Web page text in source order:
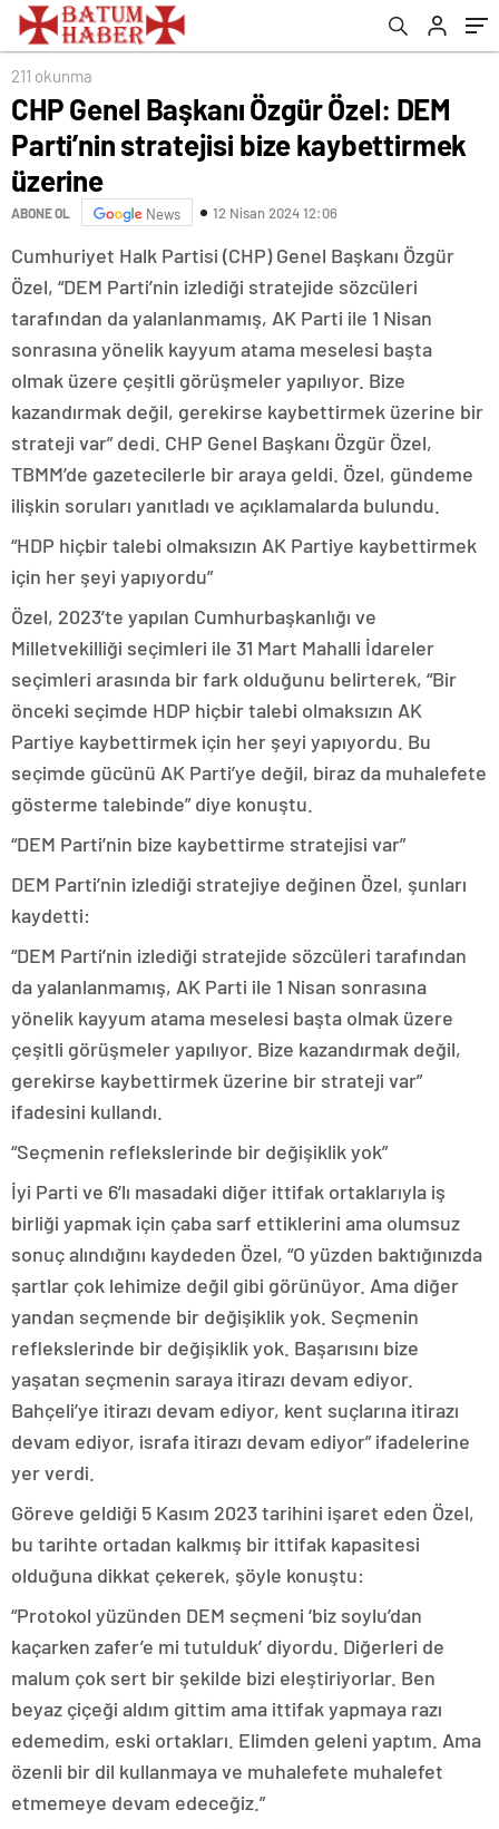
211 okunma
CHP Genel Başkanı Özgür Özel: DEM
Parti’nin stratejisi bize kaybettirmek
üzerine
ABONE OL News 12 Nisan 2024 12:06
Cumhuriyet Halk Partisi (CHP) Genel Başkanı Özgür
Özel, “DEM Parti’nin izlediği stratejide sözcüleri
tarafından da yalanlanmamış, AK Parti ile 1 Nisan
sonrasına yönelik kayyum atama meselesi başta
olmak üzere çeşitli görüşmeler yapılıyor. Bize
kazandırmak değil, gerekirse kaybettirmek üzerine bir
strateji var” dedi. CHP Genel Başkanı Özgür Özel,
TBMM’de gazetecilerle bir araya geldi. Özel, gündeme
ilişkin soruları yanıtladı ve açıklamalarda bulundu.
“HDP hiçbir talebi olmaksızın AK Partiye kaybettirmek
için her şeyi yapıyordu”
Özel, 2023’te yapılan Cumhurbaşkanlığı ve
Milletvekilliği seçimleri ile 31 Mart Mahalli İdareler
seçimleri arasında bir fark olduğunu belirterek, “Bir
önceki seçimde HDP hiçbir talebi olmaksızın AK
Partiye kaybettirmek için her şeyi yapıyordu. Bu
seçimde gücünü AK Parti’ye değil, biraz da muhalefete
gösterme talebinde” diye konuştu.
“DEM Parti’nin bize kaybettirme stratejisi var”
DEM Parti’nin izlediği stratejiye değinen Özel, şunları
kaydetti:
“DEM Parti’nin izlediği stratejide sözcüleri tarafından
da yalanlanmamış, AK Parti ile 1 Nisan sonrasına
yönelik kayyum atama meselesi başta olmak üzere
çeşitli görüşmeler yapılıyor. Bize kazandırmak değil,
gerekirse kaybettirmek üzerine bir strateji var”
ifadesini kullandı.
“Seçmenin reflekslerinde bir değişiklik yok”
İyi Parti ve 6’lı masadaki diğer ittifak ortaklarıyla iş
birliği yapmak için çaba sarf ettiklerini ama olumsuz
sonuç alındığını kaydeden Özel, “O yüzden baktığınızda
şartlar çok lehimize değil gibi görünüyor. Ama diğer
yandan seçmende bir değişiklik yok. Seçmenin
reflekslerinde bir değişiklik yok. Başarısını bize
yaşatan seçmenin saraya itirazı devam ediyor.
Bahçeli’ye itirazı devam ediyor, kent suçlarına itirazı
devam ediyor, israfa itirazı devam ediyor” ifadelerine
yer verdi.
Göreve geldiği 5 Kasım 2023 tarihini işaret eden Özel,
bu tarihte ortadan kalkmış bir ittifak kapasitesi
olduğuna dikkat çekerek, şöyle konuştu:
“Protokol yüzünden DEM seçmeni ‘biz soylu’dan
kaçarken zafer’e mi tutulduk’ diyordu. Diğerleri de
malum çok sert bir şekilde bizi eleştiriyorlar. Ben
beyaz çiçeği aldım gittim ama ittifak yapmaya razı
edemedim, eski ortakları. Elimden geleni yaptım. Ama
özenli bir dil kullanmaya ve muhalefete muhalefet
etmemeye devam edeceğiz.”